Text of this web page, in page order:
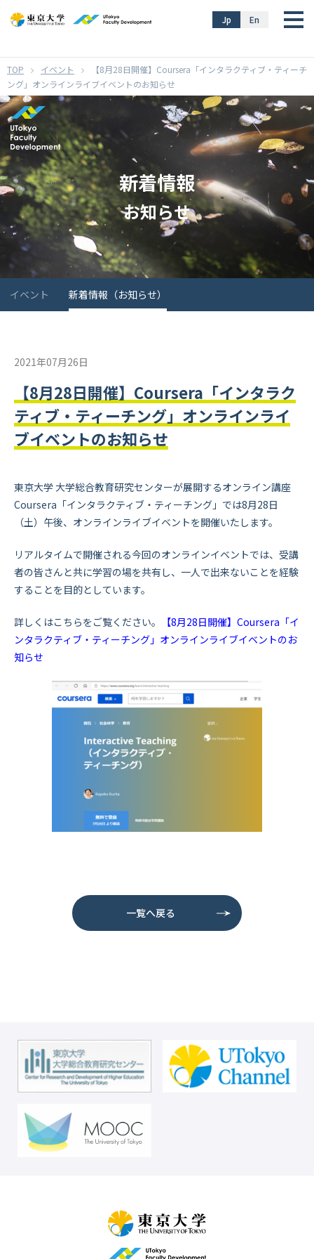
En
Jp
イベント
【8月28日開催】Coursera「インタラクティブ・ティーチ
ング」オンラインライブイベントのお知らせ
新着情報
お知らせ
イベント 新着情報（お知らせ）
2021年07月26日
【8月28日開催】Coursera「インタラク
ティブ・ティーチング」オンラインライ
ブイベントのお知らせ
東京大学 大学総合教育研究センターが展開するオンライン講座
Coursera「インタラクティブ・ティーチング」では8月28日
（土）午後、オンラインライブイベントを開催いたします。
リアルタイムで開催される今回のオンラインイベントでは、受講
者の皆さんと共に学習の場を共有し、一人で出来ないことを経験
することを目的としています。
詳しくはこちらをご覧ください。
【8月28日開催】Coursera「イ
ンタラクティブ・ティーチング」オンラインライブイベントのお
知らせ
一覧へ戻る